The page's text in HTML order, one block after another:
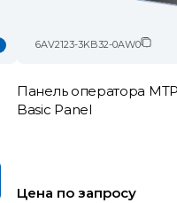
6AV2123-3KB32-0AW0
Панель оператора
Basic Panel
Цена по запросу